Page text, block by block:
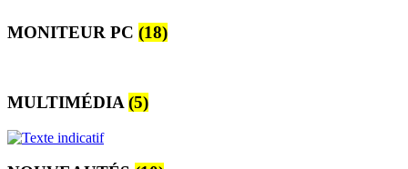
MONITEUR PC (18)
MULTIMÉDIA (5)